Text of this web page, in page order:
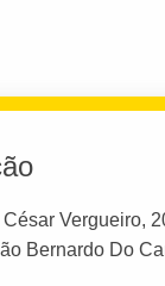
Vergueiro,
Bernardo Do